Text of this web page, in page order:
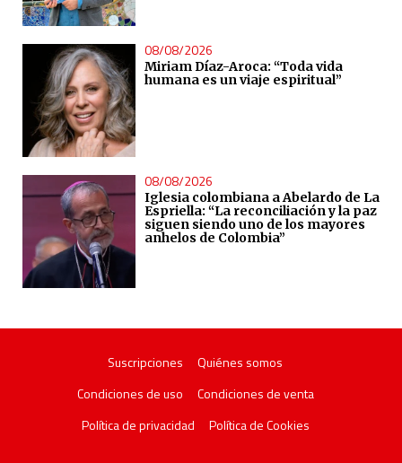
08/08/2026
Miriam Díaz-Aroca: “Toda vida
humana es un viaje espiritual”
08/08/2026
Iglesia colombiana a Abelardo de La
Espriella: “La reconciliación y la paz
siguen siendo uno de los mayores
anhelos de Colombia”
Suscripciones
Quiénes somos
Condiciones de uso
Condiciones de venta
Política de privacidad
Política de Cookies